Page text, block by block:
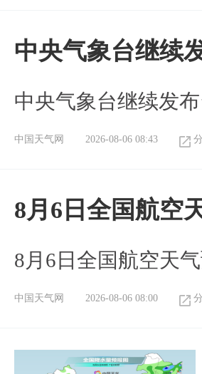
中央气象台继续
中央气象台继续发
中国天气网 2026-08-06 08:43
8月6日全国航空
8月6日全国航空天
中国天气网 2026-08-06 08:00